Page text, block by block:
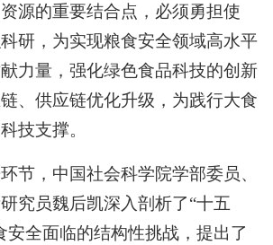
源的重要结合点，必须勇担使
研，为实现粮食安全领域高水平
力量，强化绿色食品科技的创新
、供应链优化升级，为践行大食
技支撑。
节，中国社会科学院学部委员、
究员魏后凯深入剖析了“十五
安全面临的结构性挑战，提出了